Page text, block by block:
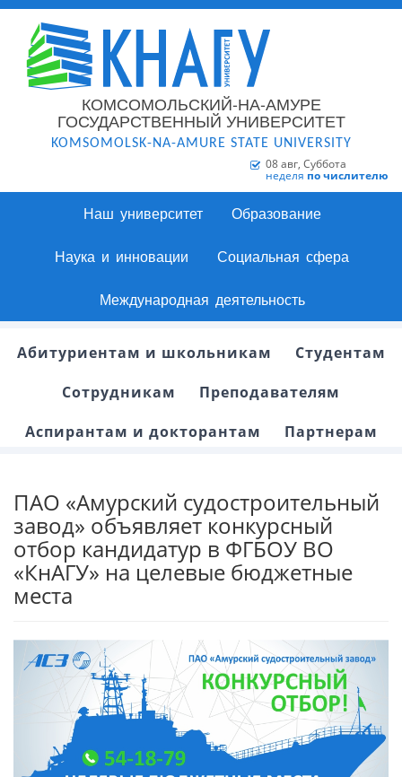
КОМСОМОЛЬСКИЙ-НА-АМУРЕ
ГОСУДАРСТВЕННЫЙ УНИВЕРСИТЕТ
KOMSOMOLSK-NA-AMURE STATE UNIVERSITY
08 авг, Суббота
неделя по числителю
Наш университет Образование
Наука и инновации Социальная сфера
Международная деятельность
Абитуриентам и школьникам
Студентам
Сотрудникам
Преподавателям
Аспирантам и докторантам
Партнерам
ПАО «Амурский судостроительный
завод» объявляет конкурсный
отбор кандидатур в ФГБОУ ВО
«КнАГУ» на целевые бюджетные
места